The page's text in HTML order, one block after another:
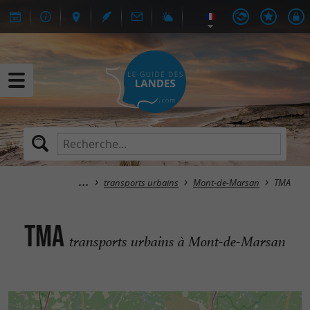
transports urbains Mont-de-Marsan TMA
TMA transports urbains à Mont-de-Marsan